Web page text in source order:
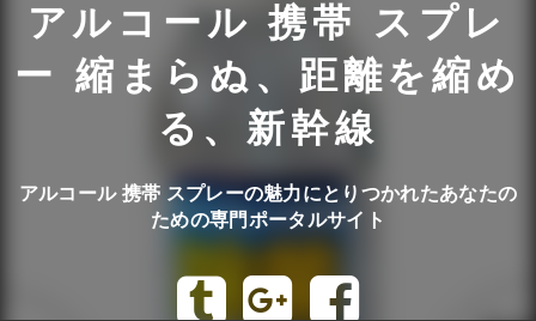
アルコール 携帯 スプレ
ー 縮まらぬ、距離を縮め
る、新幹線
アルコール 携帯 スプレーの魅力にとりつかれたあなたの
ための専門ポータルサイト